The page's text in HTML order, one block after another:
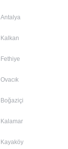
Antalya
Kalkan
Fethiye
Ovacık
Boğaziçi
Kalamar
Kayaköy